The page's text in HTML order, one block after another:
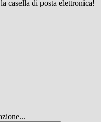
casella di posta elettronica!